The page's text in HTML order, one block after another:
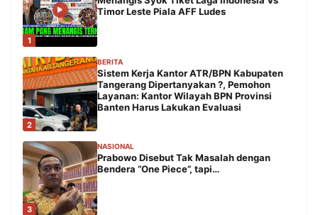
1
Timor Leste Piala AFF Ludes
2
BERITA
Sistem Kerja Kantor ATR/BPN Kabupaten
Tangerang Dipertanyakan ?, Pemohon
Layanan: Kantor Wilayah BPN Provinsi
Banten Harus Lakukan Evaluasi
3
NASIONAL
Prabowo Disebut Tak Masalah dengan
Bendera “One Piece”, tapi…